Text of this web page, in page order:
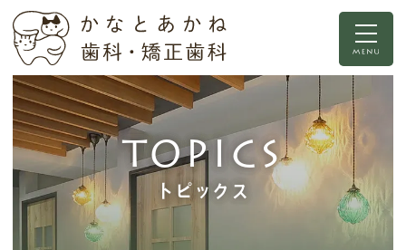
トピックス
TOPICS